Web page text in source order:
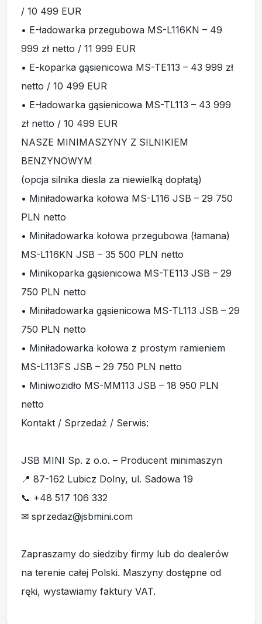
zł netto / 10 499 EUR
NASZE MINIMASZYNY Z SILNIKIEM
BENZYNOWYM
(opcja silnika diesla za niewielką dopłatą)
• Miniładowarka kołowa MS-L116 JSB – 29 750
PLN netto
• Miniładowarka kołowa przegubowa (łamana)
MS-L116KN JSB – 35 500 PLN netto
• Minikoparka gąsienicowa MS-TE113 JSB – 29
750 PLN netto
• Miniładowarka gąsienicowa MS-TL113 JSB – 29
750 PLN netto
• Miniładowarka kołowa z prostym ramieniem
MS-L113FS JSB – 29 750 PLN netto
• Miniwozidło MS-MM113 JSB – 18 950 PLN
netto
Kontakt / Sprzedaż / Serwis:
JSB MINI Sp. z o.o. – Producent minimaszyn
📍 87-162 Lubicz Dolny, ul. Sadowa 19
📞 +48 517 106 332
✉ sprzedaz@jsbmini.com
na terenie całej Polski. Maszyny dostępne od
ręki, wystawiamy faktury VAT.
Dane kontaktowe